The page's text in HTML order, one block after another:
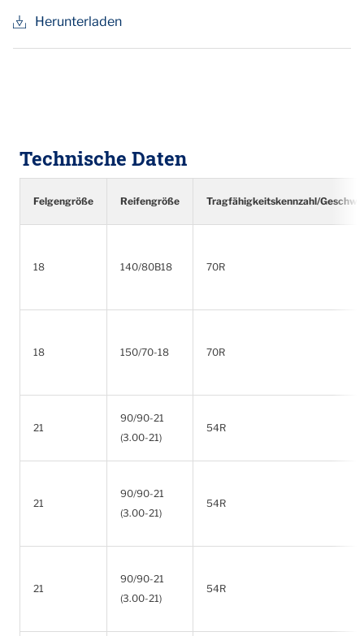
Herunterladen
Technische Daten
Felgengröße Reifengröße Tragfähigkeitskennzahl/
18 140/80B18 70R
18 150/70-18 70R
21
90/90-21
(3.00-21)
54R
21
90/90-21
(3.00-21)
54R
21
90/90-21
(3.00-21)
54R